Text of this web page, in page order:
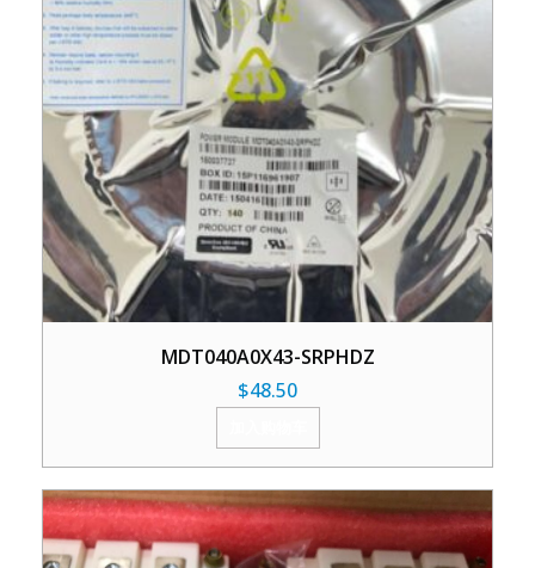
MDT040A0X43-SRPHDZ
$48.50